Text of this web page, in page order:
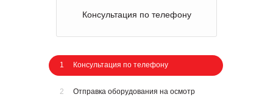
Консультация по телефону
1 Консультация по телефону
2 Отправка оборудования на осмотр